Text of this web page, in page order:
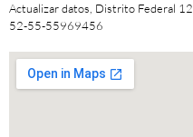
Actualizar datos, Distrito Federal
52-55-55969456